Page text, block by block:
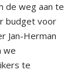
de weg aan te
budget voor
Jan-Herman
we
te